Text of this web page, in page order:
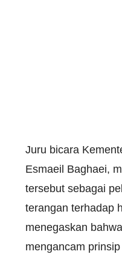
Juru bicara
Esmaeil Baghaei,
tersebut sebagai
terangan terhadap
menegaskan
mengancam